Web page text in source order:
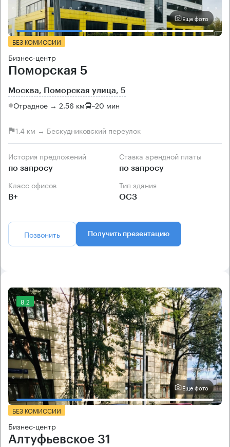
Еще фото
БЕЗ КОМИССИИ
Бизнес-центр
Поморская 5
Москва, Поморская улица, 5
Отрадное → 2.56 км ~20 мин
1.4 км → Бескудниковский переулок
История предложений
по запросу
Ставка арендной платы
по запросу
Класс офисов
B+
Тип здания
ОСЗ
Позвонить Получить презентацию
8.2
Еще фото
БЕЗ КОМИССИИ
Бизнес-центр
Алтуфьевское 31